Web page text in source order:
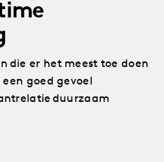
die er het meest toe doen
goed gevoel
duurzaam